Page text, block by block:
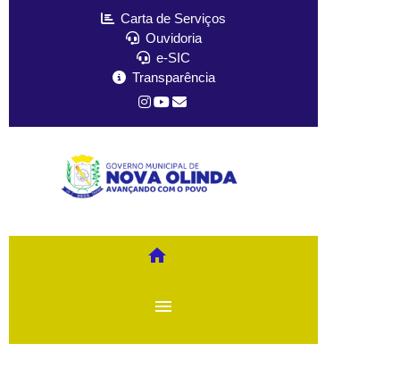
Carta de Serviços
Ouvidoria
e-SIC
Transparência
menu
home